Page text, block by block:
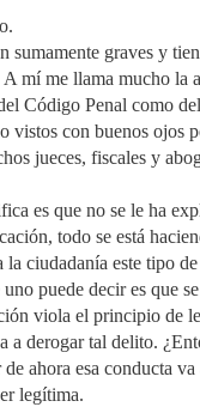
sumamente graves y
mí me llama mucho la
Código Penal como
vistos con buenos ojos
jueces, fiscales y
es que no se le ha
todo se está
ciudadanía este tipo
puede decir es que
viola el principio de
a derogar tal delito.
ahora esa conducta
legítima.